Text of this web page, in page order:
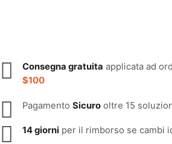
Consegna gratuita applicata ad
$100
Pagamento Sicuro oltre 15
14 giorni per il rimborso se cambi